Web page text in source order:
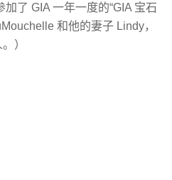
了 GIA 一年一度的“GIA 宝石
和他的妻子 Lindy，
）